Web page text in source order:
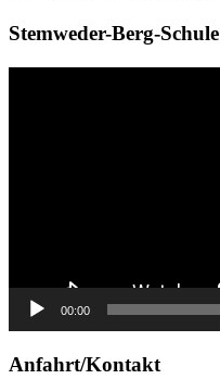
Stemweder-Berg-Schule
00:00
Anfahrt/Kontakt